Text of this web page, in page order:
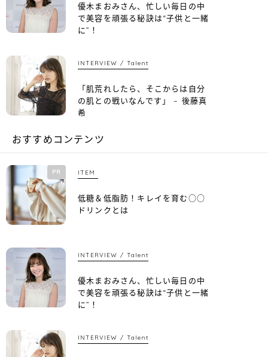
優木まおみさん、忙しい毎日の中
で美容を頑張る秘訣は“子供と一緒
に”！
INTERVIEW Talent
「肌荒れしたら、そこからは自分
の肌との戦いなんです」 – 後藤真
希
おすすめコンテンツ
PR ITEM
低糖＆低脂肪！キレイを育む○○
ドリンクとは
INTERVIEW Talent
優木まおみさん、忙しい毎日の中
で美容を頑張る秘訣は“子供と一緒
に”！
INTERVIEW Talent